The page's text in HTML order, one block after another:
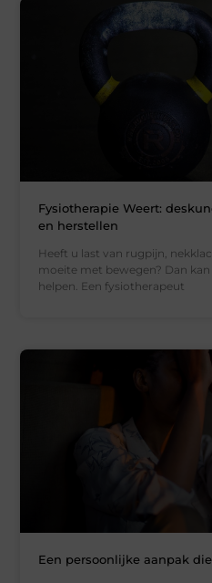
Fysiotherapie Weert:
en herstellen
Heeft u last van rugpijn,
moeite met bewegen? Dan
helpen. Een fysiotherapeut
Een persoonlijke aanpak